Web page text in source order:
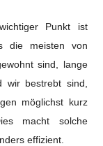
Punkt ist
die meisten von
sind, lange
wir bestrebt sind,
möglichst kurz
macht solche
effizient.